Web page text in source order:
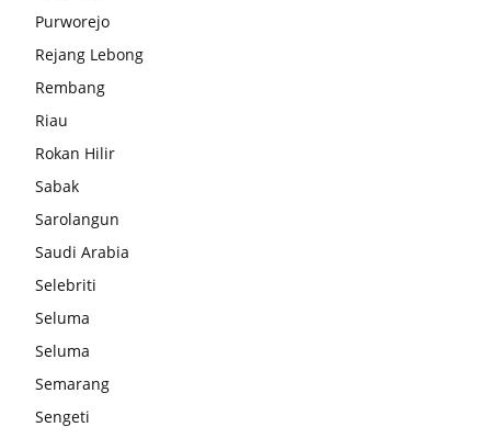
Purworejo
Rejang Lebong
Rembang
Riau
Rokan Hilir
Sabak
Sarolangun
Saudi Arabia
Selebriti
Seluma
Seluma
Semarang
Sengeti